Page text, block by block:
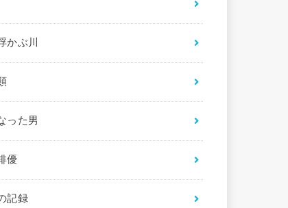
かぶ川
った男
優
記録